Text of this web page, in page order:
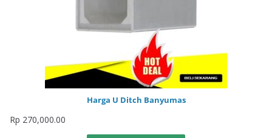
Harga U Ditch Banyumas
Rp 270,000.00